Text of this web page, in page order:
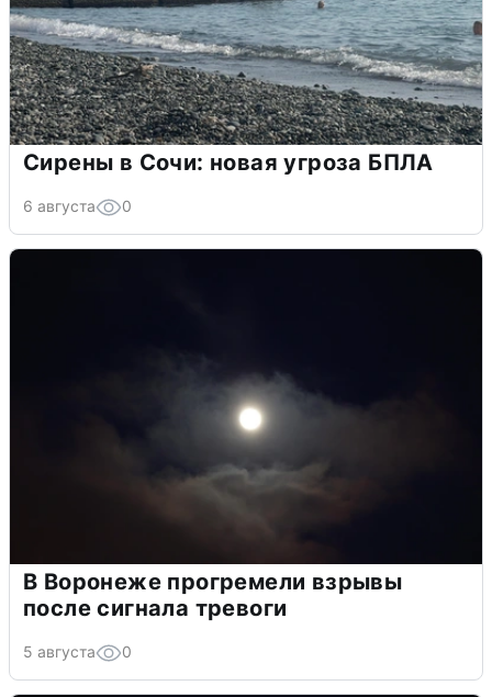
Сирены в Сочи: новая угроза БПЛА
6 августа 0
В Воронеже прогремели взрывы
после сигнала тревоги
5 августа 0